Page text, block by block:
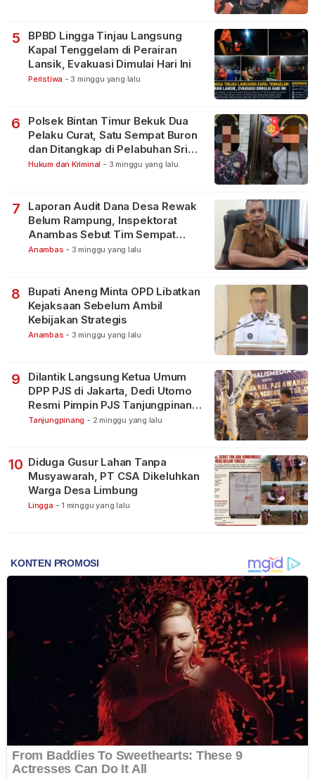
5
BPBD Lingga Tinjau Langsung
Kapal Tenggelam di Perairan
Lansik, Evakuasi Dimulai Hari Ini
Peristiwa - 3 minggu yang lalu
6
Polsek Bintan Timur Bekuk Dua
Pelaku Curat, Satu Sempat Buron
dan Ditangkap di Pelabuhan Sri
Bintan Pura
Hukum dan Kriminal - 3 minggu yang lalu
7
Laporan Audit Dana Desa Rewak
Belum Rampung, Inspektorat
Anambas Sebut Tim Sempat
Terbagi Tangani Kasus Lain
Anambas - 3 minggu yang lalu
8
Bupati Aneng Minta OPD Libatkan
Kejaksaan Sebelum Ambil
Kebijakan Strategis
Anambas - 3 minggu yang lalu
9
Dilantik Langsung Ketua Umum
DPP PJS di Jakarta, Dedi Utomo
Resmi Pimpin PJS Tanjungpinang-
Bintan
Tanjungpinang - 2 minggu yang lalu
10 Diduga Gusur Lahan Tanpa
Musyawarah, PT CSA Dikeluhkan
Warga Desa Limbung
Lingga - 1 minggu yang lalu